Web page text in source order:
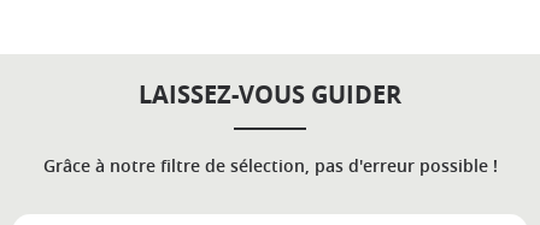
LAISSEZ-VOUS GUIDER
Grâce à notre filtre de sélection, pas d'erreur possible !